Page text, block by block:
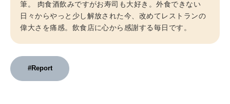
筆。 肉食酒飲みですがお寿司も大好き。外食できない
日々からやっと少し解放された今、改めてレストランの
偉大さを痛感。飲食店に心から感謝する毎日です。
#Report